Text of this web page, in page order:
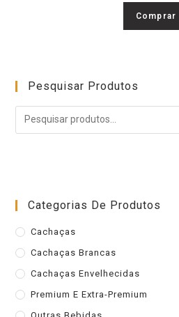
Comprar
Pesquisar Produtos
Categorias De Produtos
Cachaças
Cachaças Brancas
Cachaças Envelhecidas
Premium E Extra-Premium
Outras Bebidas